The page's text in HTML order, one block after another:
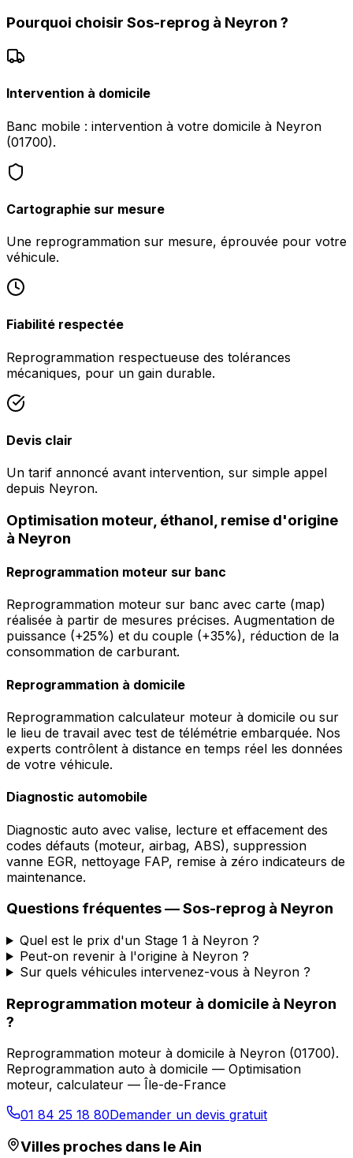
Pourquoi choisir Sos-reprog à Neyron ?
Intervention à domicile
Banc mobile : intervention à votre domicile à Neyron
(01700).
Cartographie sur mesure
Une reprogrammation sur mesure, éprouvée pour votre
véhicule.
Fiabilité respectée
Reprogrammation respectueuse des tolérances
mécaniques, pour un gain durable.
Devis clair
Un tarif annoncé avant intervention, sur simple appel
depuis Neyron.
Optimisation moteur, éthanol, remise d'origine
à Neyron
Reprogrammation moteur sur banc
Reprogrammation moteur sur banc avec carte (map)
réalisée à partir de mesures précises. Augmentation de
puissance (+25%) et du couple (+35%), réduction de la
consommation de carburant.
Reprogrammation à domicile
Reprogrammation calculateur moteur à domicile ou sur
le lieu de travail avec test de télémétrie embarquée. Nos
experts contrôlent à distance en temps réel les données
de votre véhicule.
Diagnostic automobile
Diagnostic auto avec valise, lecture et effacement des
codes défauts (moteur, airbag, ABS), suppression
vanne EGR, nettoyage FAP, remise à zéro indicateurs de
maintenance.
Questions fréquentes —Sos-reprog à Neyron
Quel est le prix d'un Stage 1 à Neyron ?
Peut-on revenir à l'origine à Neyron ?
Sur quels véhicules intervenez-vous à Neyron ?
Reprogrammation moteur à domicile à Neyron
?
Reprogrammation moteur à domicile à Neyron (01700).
Reprogrammation auto à domicile — Optimisation
moteur, calculateur — Île-de-France
01 84 25 18 80Demander un devis gratuit
Villes proches dans leAin